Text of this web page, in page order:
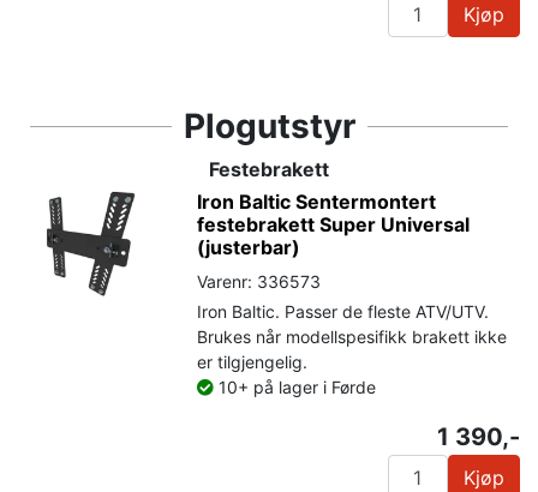
Kjøp
Plogutstyr
Festebrakett
Iron Baltic Sentermontert
festebrakett Super Universal
(justerbar)
Varenr: 336573
Iron Baltic. Passer de fleste ATV/UTV.
Brukes når modellspesifikk brakett ikke
er tilgjengelig.
10+ på lager i Førde
1 390,-
Kjøp